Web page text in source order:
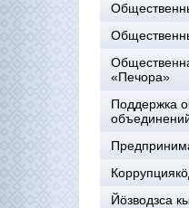
«Печора»
Поддержка
Йöзводзса